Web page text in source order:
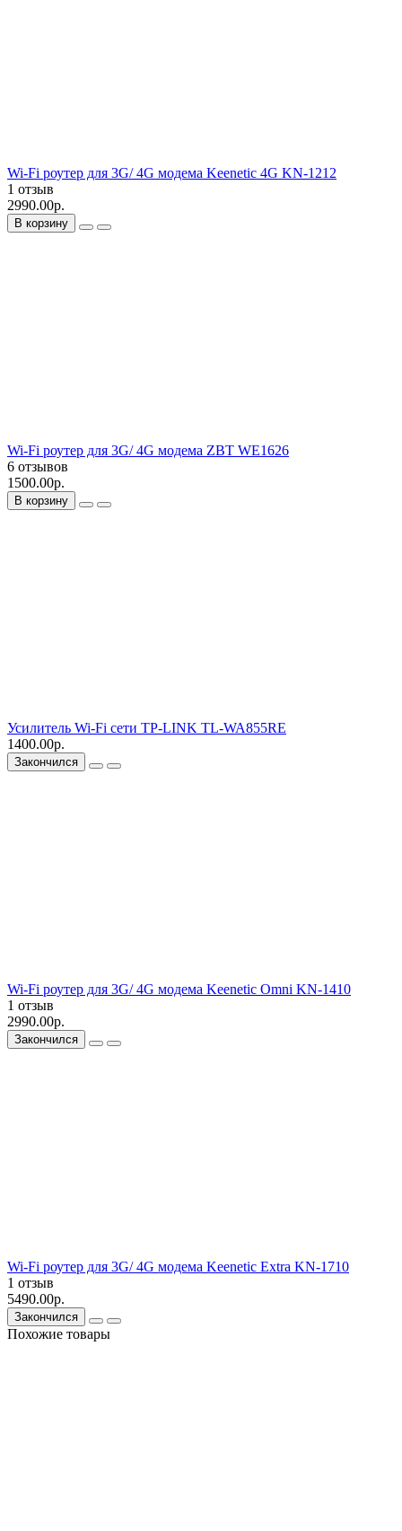
Wi-Fi роутер для 3G/ 4G модема Keenetic 4G KN-1212
1 отзыв
2990.00р.
В корзину
Wi-Fi роутер для 3G/ 4G модема ZBT WE1626
6 отзывов
1500.00р.
В корзину
Усилитель Wi-Fi сети TP-LINK TL-WA855RE
1400.00р.
Закончился
Wi-Fi роутер для 3G/ 4G модема Keenetic Omni KN-1410
1 отзыв
2990.00р.
Закончился
Wi-Fi роутер для 3G/ 4G модема Keenetic Extra KN-1710
1 отзыв
5490.00р.
Закончился
Похожие товары